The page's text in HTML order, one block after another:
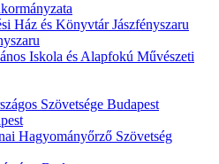
Ház és Könyvtár Jászfényszaru
Iskola és Alapfokú Művészeti
Szövetsége Budapest
Hagyományőrző Szövetség